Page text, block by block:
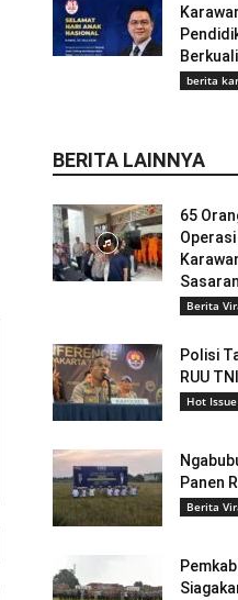
berita
BERITA LAINNYA
65
Berita
Polisi
RUU
Hot Issue
Panen
Berita